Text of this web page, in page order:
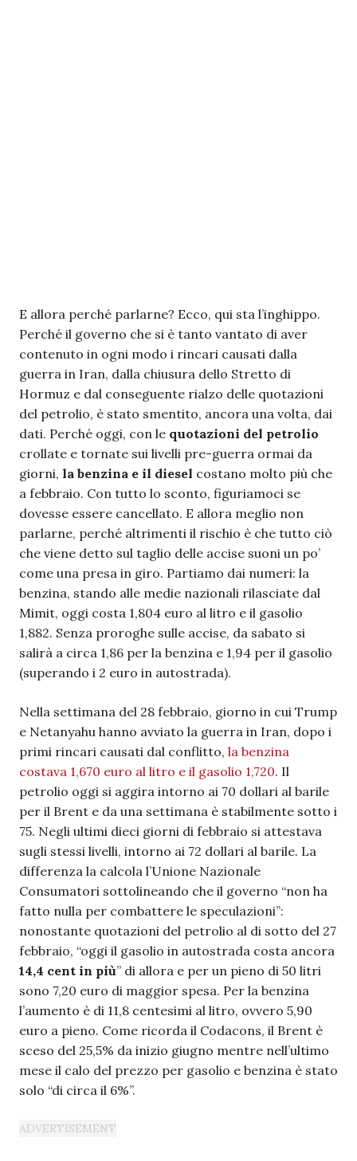
E allora perché parlarne? Ecco, qui sta l’inghippo.
Perché il governo che si è tanto vantato di aver
contenuto in ogni modo i rincari causati dalla
guerra in Iran, dalla chiusura dello Stretto di
Hormuz e dal conseguente rialzo delle quotazioni
del petrolio, è stato smentito, ancora una volta, dai
dati. Perché oggi, con le quotazioni del petrolio
crollate e tornate sui livelli pre-guerra ormai da
giorni, la benzina e il diesel costano molto più che
a febbraio. Con tutto lo sconto, figuriamoci se
dovesse essere cancellato. E allora meglio non
parlarne, perché altrimenti il rischio è che tutto ciò
che viene detto sul taglio delle accise suoni un po’
come una presa in giro. Partiamo dai numeri: la
benzina, stando alle medie nazionali rilasciate dal
Mimit, oggi costa 1,804 euro al litro e il gasolio
1,882. Senza proroghe sulle accise, da sabato si
salirà a circa 1,86 per la benzina e 1,94 per il gasolio
(superando i 2 euro in autostrada).
Nella settimana del 28 febbraio, giorno in cui Trump
e Netanyahu hanno avviato la guerra in Iran, dopo i
primi rincari causati dal conflitto, la benzina
costava 1,670 euro al litro e il gasolio 1,720. Il
petrolio oggi si aggira intorno ai 70 dollari al barile
per il Brent e da una settimana è stabilmente sotto i
75. Negli ultimi dieci giorni di febbraio si attestava
sugli stessi livelli, intorno ai 72 dollari al barile. La
differenza la calcola l’Unione Nazionale
Consumatori sottolineando che il governo “non ha
fatto nulla per combattere le speculazioni”:
nonostante quotazioni del petrolio al di sotto del 27
febbraio, “oggi il gasolio in autostrada costa ancora
14,4 cent in più” di allora e per un pieno di 50 litri
sono 7,20 euro di maggior spesa. Per la benzina
l’aumento è di 11,8 centesimi al litro, ovvero 5,90
euro a pieno. Come ricorda il Codacons, il Brent è
sceso del 25,5% da inizio giugno mentre nell’ultimo
mese il calo del prezzo per gasolio e benzina è stato
solo “di circa il 6%”.